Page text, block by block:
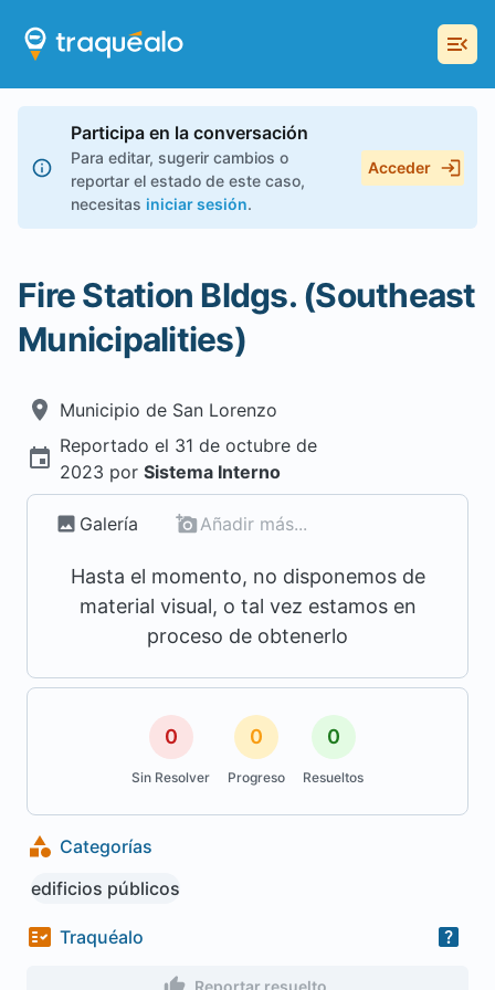
Participa en la conversación
Para editar, sugerir cambios o
reportar el estado de este caso,
necesitas iniciar sesión.
Acceder
Fire Station Bldgs. (Southeast
Municipalities)
Municipio de San Lorenzo
Reportado el 31 de octubre de
2023 por Sistema Interno
Galería Añadir más...
Hasta el momento, no disponemos de
material visual, o tal vez estamos en
proceso de obtenerlo
0
Sin Resolver
0
Progreso
0
Resueltos
Categorías
edificios públicos
Traquéalo
Reportar resuelto